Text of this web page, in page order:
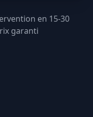
en 15-30
garanti